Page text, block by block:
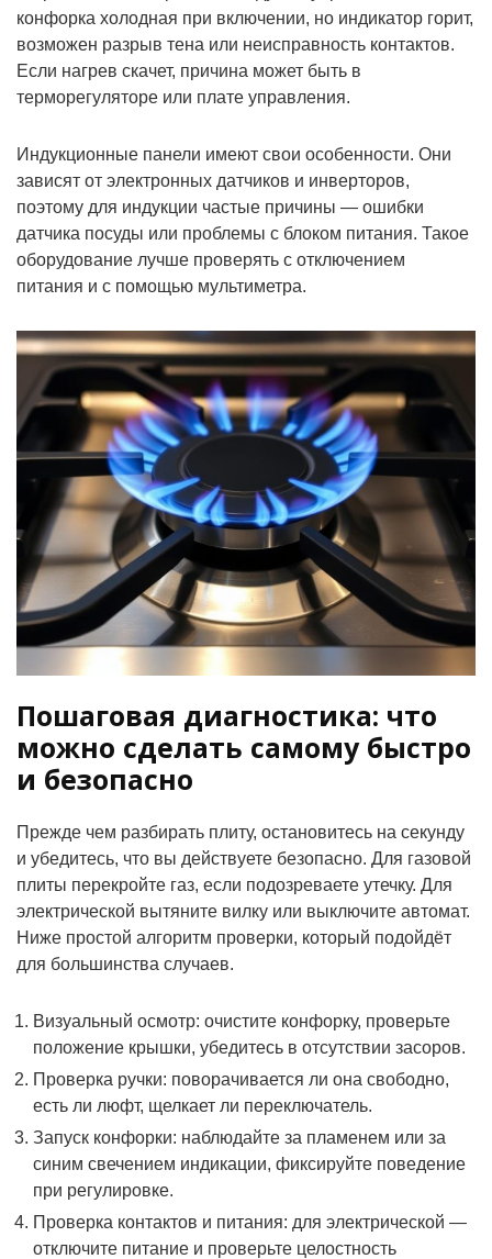
конфорка холодная при включении, но индикатор горит,
возможен разрыв тена или неисправность контактов.
Если нагрев скачет, причина может быть в
терморегуляторе или плате управления.
Индукционные панели имеют свои особенности. Они
зависят от электронных датчиков и инверторов,
поэтому для индукции частые причины — ошибки
датчика посуды или проблемы с блоком питания. Такое
оборудование лучше проверять с отключением
питания и с помощью мультиметра.
Пошаговая диагностика: что
можно сделать самому быстро
и безопасно
Прежде чем разбирать плиту, остановитесь на секунду
и убедитесь, что вы действуете безопасно. Для газовой
плиты перекройте газ, если подозреваете утечку. Для
электрической вытяните вилку или выключите автомат.
Ниже простой алгоритм проверки, который подойдёт
для большинства случаев.
Визуальный осмотр: очистите конфорку, проверьте
положение крышки, убедитесь в отсутствии засоров.
Проверка ручки: поворачивается ли она свободно,
есть ли люфт, щелкает ли переключатель.
Запуск конфорки: наблюдайте за пламенем или за
синим свечением индикации, фиксируйте поведение
при регулировке.
Проверка контактов и питания: для электрической —
отключите питание и проверьте целостность